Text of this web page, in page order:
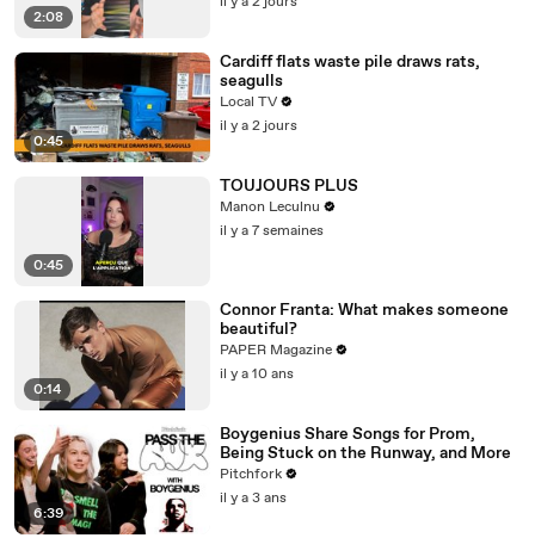
2:08
0:45
Cardiff flats waste pile draws rats,
seagulls
Local TV
il y a 2 jours
0:45
TOUJOURS PLUS
Manon Leculnu
il y a 7 semaines
0:14
Connor Franta: What makes someone
beautiful?
PAPER Magazine
il y a 10 ans
6:39
Boygenius Share Songs for Prom,
Being Stuck on the Runway, and More
Pitchfork
il y a 3 ans